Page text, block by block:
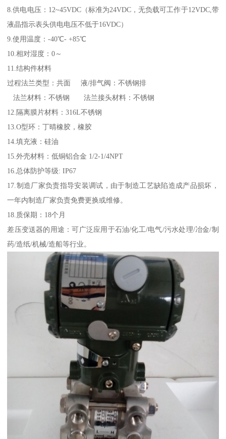
8.供电电压：12~45VDC（标准为24VDC，无负载可工作于12VDC,带
液晶指示表头供电电压不低于16VDC）
9.使用温度：-40℃- +85℃
10.相对湿度：0～
11.结构件材料
过程法兰类型：共面 液/排气阀：不锈钢排
法兰材料：不锈钢 法兰接头材料：不锈钢
12.隔离膜片材料：316L不锈钢
13.O型环：丁晴橡胶，橡胶
14.填充液：硅油
15.外壳材料：低铜铝合金 1/2-1/4NPT
16.总体防护等级: IP67
17.制造厂家负责指导安装调试，由于制造工艺缺陷造成产品损坏，
一年内制造厂家负责免费更换或维修。
18.质保期：18个月
差压变送器的用途：可广泛应用于石油/化工/电气/污水处理/冶金/制
药/造纸/机械/造船等行业。